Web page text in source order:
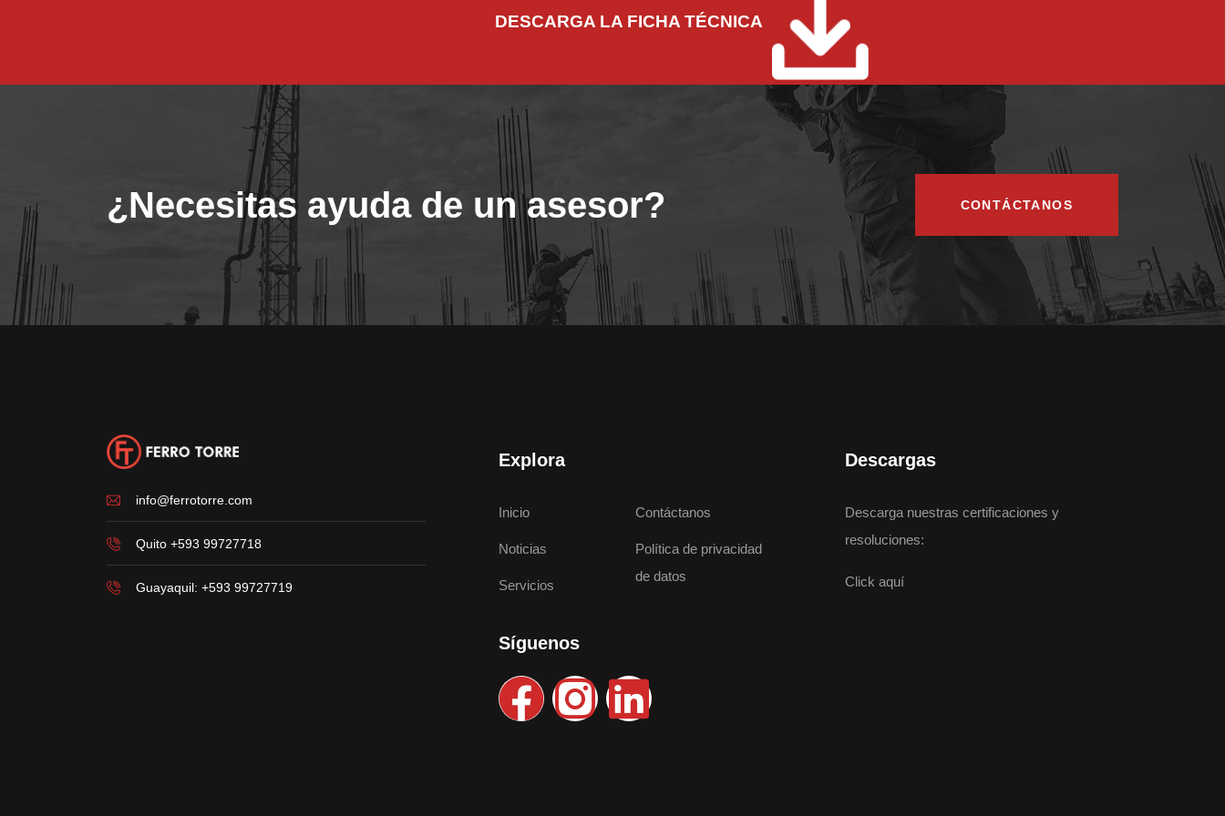
DESCARGA LA FICHA TÉCNICA
¿Necesitas ayuda de un asesor? CONTÁCTANOS
info@ferrotorre.com
Quito +593 99727718
Guayaquil: +593 99727719
Explora
Inicio
Noticias
Servicios
Contáctanos
Política de privacidad
de datos
Síguenos
Descargas
Descarga nuestras certificaciones y
resoluciones:
Click aquí